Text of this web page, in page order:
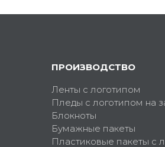
ПРОИЗВОДСТВО
Ленты с логотипом
Пледы с логотипом на
Блокноты
Бумажные пакеты
Пластиковые пакеты с